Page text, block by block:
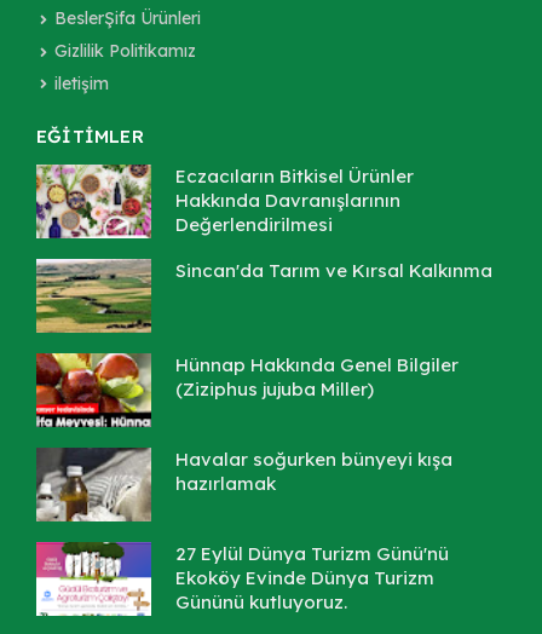
BeslerŞifa Ürünleri
Gizlilik Politikamız
iletişim
EĞİTİMLER
Eczacıların Bitkisel Ürünler
Hakkında Davranışlarının
Değerlendirilmesi
Sincan'da Tarım ve Kırsal Kalkınma
Hünnap Hakkında Genel Bilgiler
(Ziziphus jujuba Miller)
Havalar soğurken bünyeyi kışa
hazırlamak
27 Eylül Dünya Turizm Günü'nü
Ekoköy Evinde Dünya Turizm
Gününü kutluyoruz.